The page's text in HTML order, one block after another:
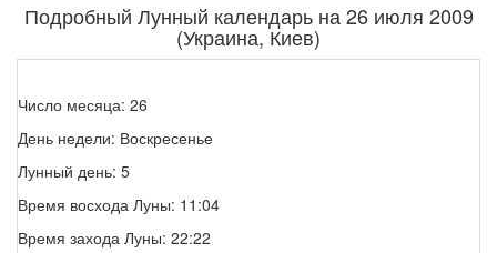
Подробный Лунный календарь на 26 июля 2009
(Украина, Киев)
Число месяца: 26
День недели: Воскресенье
Лунный день: 5
Время восхода Луны: 11:04
Время захода Луны: 22:22